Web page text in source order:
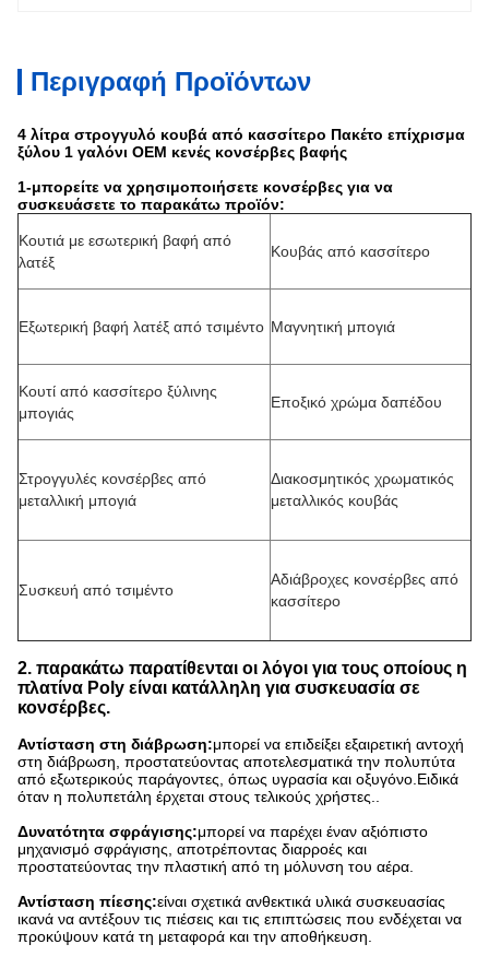
Περιγραφή Προϊόντων
4 λίτρα στρογγυλό κουβά από κασσίτερο Πακέτο επίχρισμα
ξύλου 1 γαλόνι OEM κενές κονσέρβες βαφής
1-μπορείτε να χρησιμοποιήσετε κονσέρβες για να
συσκευάσετε το παρακάτω προϊόν:
Κουτιά με εσωτερική βαφή από
λατέξ
Κουβάς από κασσίτερο
Εξωτερική βαφή λατέξ από τσιμέντο Μαγνητική μπογιά
Κουτί από κασσίτερο ξύλινης
μπογιάς
Εποξικό χρώμα δαπέδου
Στρογγυλές κονσέρβες από
μεταλλική μπογιά
Διακοσμητικός χρωματικός
μεταλλικός κουβάς
Συσκευή από τσιμέντο
Αδιάβροχες κονσέρβες από
κασσίτερο
2. παρακάτω παρατίθενται οι λόγοι για τους οποίους η
πλατίνα Poly είναι κατάλληλη για συσκευασία σε
κονσέρβες.
Αντίσταση στη διάβρωση:μπορεί να επιδείξει εξαιρετική αντοχή
στη διάβρωση, προστατεύοντας αποτελεσματικά την πολυπύτα
από εξωτερικούς παράγοντες, όπως υγρασία και οξυγόνο.Ειδικά
όταν η πολυπετάλη έρχεται στους τελικούς χρήστες..
Δυνατότητα σφράγισης:μπορεί να παρέχει έναν αξιόπιστο
μηχανισμό σφράγισης, αποτρέποντας διαρροές και
προστατεύοντας την πλαστική από τη μόλυνση του αέρα.
Αντίσταση πίεσης:είναι σχετικά ανθεκτικά υλικά συσκευασίας
ικανά να αντέξουν τις πιέσεις και τις επιπτώσεις που ενδέχεται να
προκύψουν κατά τη μεταφορά και την αποθήκευση.